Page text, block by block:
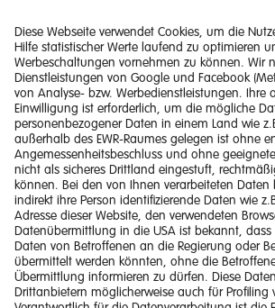
Ein Unternehmen der
Energie Steiermark.
Tarife und Produkte